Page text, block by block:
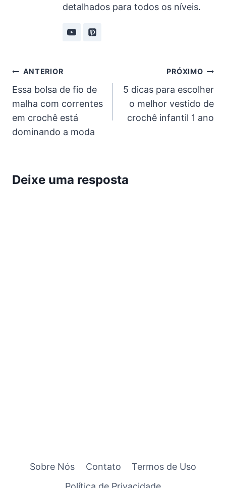
detalhados para todos os níveis.
Navegação
de
Post
ANTERIOR
Essa bolsa de fio de
malha com correntes
em crochê está
dominando a moda
PRÓXIMO
5 dicas para escolher
o melhor vestido de
crochê infantil 1 ano
Deixe uma resposta
Sobre Nós Contato
Termos de Uso